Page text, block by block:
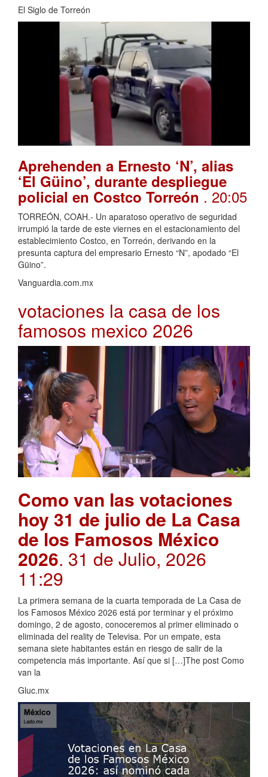
El Siglo de Torreón
Aprehenden a Ernesto ‘N’, alias
‘El Güino’, durante despliegue
policial en Costco Torreón. 20:05
TORREÓN, COAH.- Un aparatoso operativo de seguridad
irrumpió la tarde de este viernes en el estacionamiento del
establecimiento Costco, en Torreón, derivando en la
presunta captura del empresario Ernesto “N”, apodado “El
Güino”.
Vanguardia.com.mx
votaciones la casa de los
famosos mexico 2026
Como van las votaciones
hoy 31 de julio de La Casa
de los Famosos México
2026. 31 de Julio, 2026
11:29
La primera semana de la cuarta temporada de La Casa de
los Famosos México 2026 está por terminar y el próximo
domingo, 2 de agosto, conoceremos al primer eliminado o
eliminada del reality de Televisa. Por un empate, esta
semana siete habitantes están en riesgo de salir de la
competencia más importante. Así que si […]The post Como
van la
Gluc.mx